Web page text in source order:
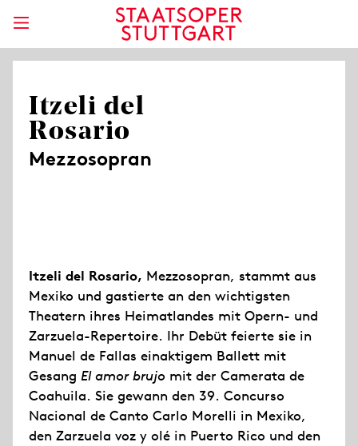
Itzeli del
Rosario
Mezzosopran
Itzeli del Rosario, Mezzosopran, stammt aus
Mexiko und gastierte an den wichtigsten
Theatern ihres Heimatlandes mit Opern- und
Zarzuela-Repertoire. Ihr Debüt feierte sie in
Manuel de Fallas einaktigem Ballett mit
Gesang El amor brujo mit der Camerata de
Coahuila. Sie gewann den 39. Concurso
Nacional de Canto Carlo Morelli in Mexiko,
den Zarzuela voz y olé in Puerto Rico und den